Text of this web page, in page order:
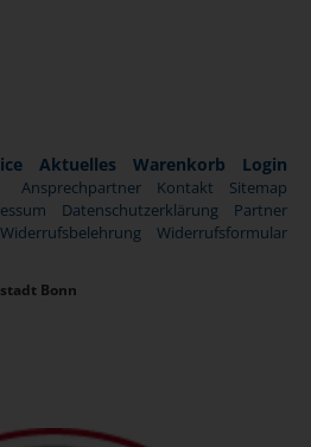
Aktuelles Warenkorb Login
Ansprechpartner Kontakt
Sitemap
Datenschutzerklärung
Partner
Widerrufsformular
Bonn